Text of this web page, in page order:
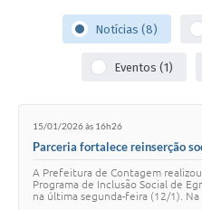
Notícias (8)
Eventos (1)
15/01/2026 às 16h26
Parceria fortalece reinserção
A Prefeitura de Contagem
Programa de Inclusão Social de
na última segunda-feira (12/1). Na